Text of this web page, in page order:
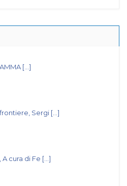
[...]
Sergi [...]
cura di Fe [...]